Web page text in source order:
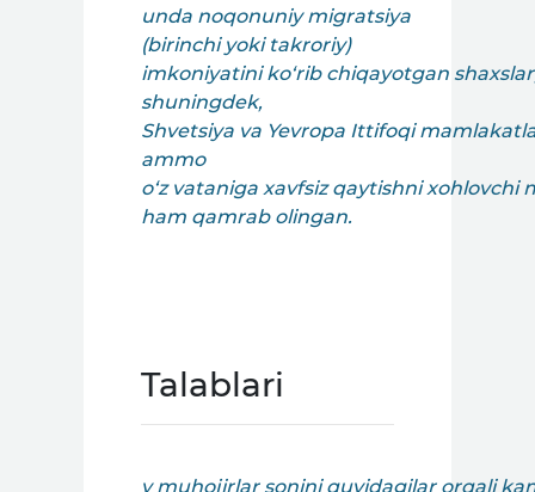
unda noqonuniy migratsiya
(birinchi yoki takroriy)
imkoniyatini ko‘rib chiqayotgan
shuningdek,
Shvetsiya va Yevropa Ittifoqi
ammo
o‘z vataniga xavfsiz qaytishni xohlovchi
ham qamrab olingan.
Talablari
y muhojirlar sonini quyidagilar orqali